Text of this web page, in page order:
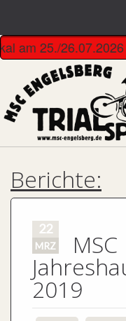
am 25./
Berichte:
22
MRZ MSC
2019